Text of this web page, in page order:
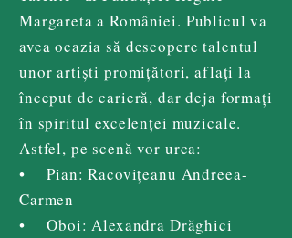
Margareta a României. Publicul va
avea ocazia să descopere talentul
unor artiști promițători, aflați la
început de carieră, dar deja formați
în spiritul excelenței muzicale.
Astfel, pe scenă vor urca:
• Pian: Racovițeanu Andreea-
Carmen
• Oboi: Alexandra Drăghici